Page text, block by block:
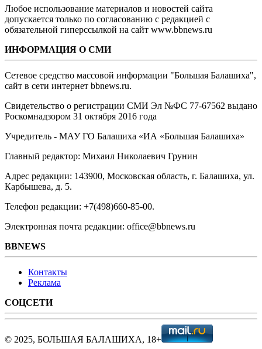
Любое использование материалов и новостей сайта
допускается только по согласованию с редакцией с
обязательной гиперссылкой на сайт www.bbnews.ru
ИНФОРМАЦИЯ О СМИ
Сетевое средство массовой информации "Большая Балашиха",
сайт в сети интернет bbnews.ru.
Свидетельство о регистрации СМИ Эл №ФС ‎77-67562 выдано
Роскомнадзором 31 октября 2016 года
Учредитель - МАУ ГО Балашиха «ИА «Большая Балашиха»
Главный редактор: Михаил Николаевич Грунин
Адрес редакции: 143900, Московская область, г. Балашиха, ул.
Карбышева, д. 5.
Телефон редакции: +7(498)660-85-00.
Электронная почта редакции: office@bbnews.ru
BBNEWS
Контакты
Реклама
СОЦСЕТИ
© 2025, БОЛЬШАЯ БАЛАШИХА, 18+